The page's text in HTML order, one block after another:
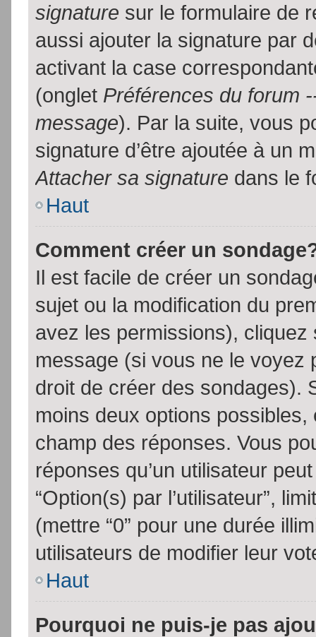
signature sur le formulaire de
aussi ajouter la signature par
activant la case
(onglet Préférences du forum
message). Par la suite, vous
signature d’être ajoutée à un
Attacher sa signature dans le
Haut
Comment créer un
Il est facile de créer un
sujet ou la modification du
avez les permissions), cliquez
message (si vous ne le voyez
droit de créer des sondages).
moins deux options
champ des réponses. Vous
réponses qu’un utilisateur
“Option(s) par l’utilisateur”,
(mettre “0” pour une durée
utilisateurs de modifier leur
Haut
Pourquoi ne puis-je pas